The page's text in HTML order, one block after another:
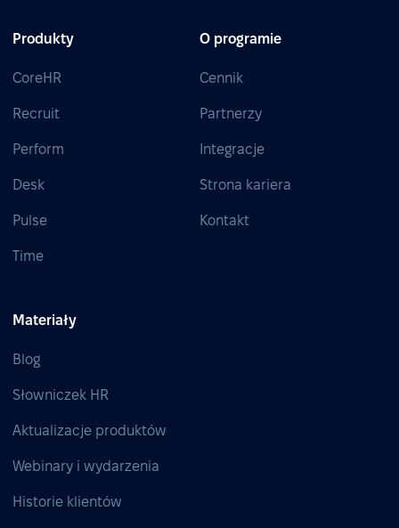
Produkty
CoreHR
Recruit
Perform
Desk
Pulse
Time
O programie
Cennik
Partnerzy
Integracje
Strona kariera
Kontakt
Materiały
Blog
Słowniczek HR
Aktualizacje produktów
Webinary i wydarzenia
Historie klientów